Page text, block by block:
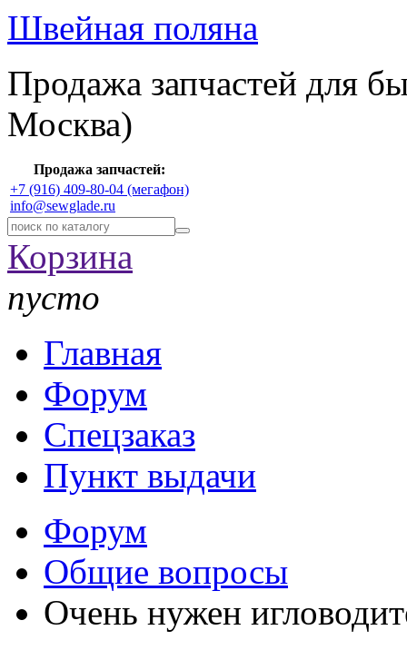
Швейная поляна
Продажа запчастей для
Москва)
Продажа запчастей:
+7 (916) 409-80-04 (мегафон)
info@sewglade.ru
Корзина
пусто
Главная
Форум
Спецзаказ
Пункт выдачи
Форум
Общие вопросы
Очень нужен